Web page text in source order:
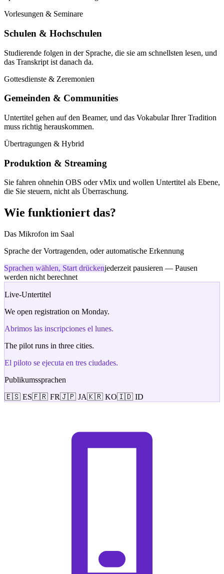
Vorlesungen & Seminare
Schulen & Hochschulen
Studierende folgen in der Sprache, die sie am schnellsten lesen, und
das Transkript ist danach da.
Gottesdienste & Zeremonien
Gemeinden & Communities
Untertitel gehen auf den Beamer, und das Vokabular Ihrer Tradition
muss richtig herauskommen.
Übertragungen & Hybrid
Produktion & Streaming
Sie fahren ohnehin OBS oder vMix und wollen Untertitel als Ebene,
die Sie steuern, nicht als Überraschung.
Wie funktioniert das?
Das Mikrofon im Saal
Sprache der Vortragenden, oder automatische Erkennung
Sprachen wählen, Start drückenjederzeit pausieren — Pausen
werden nicht berechnet
Live-Untertitel
We open registration on Monday.
Abrimos las inscripciones el lunes.
The pilot runs in three cities.
El piloto se ejecuta en tres ciudades.
Publikumssprachen
🇪🇸 ES🇫🇷 FR🇯🇵 JA🇰🇷 KO🇮🇩 ID